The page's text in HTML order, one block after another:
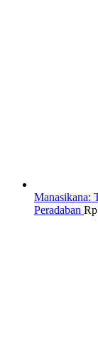
Manasikana:
Peradaban Rp